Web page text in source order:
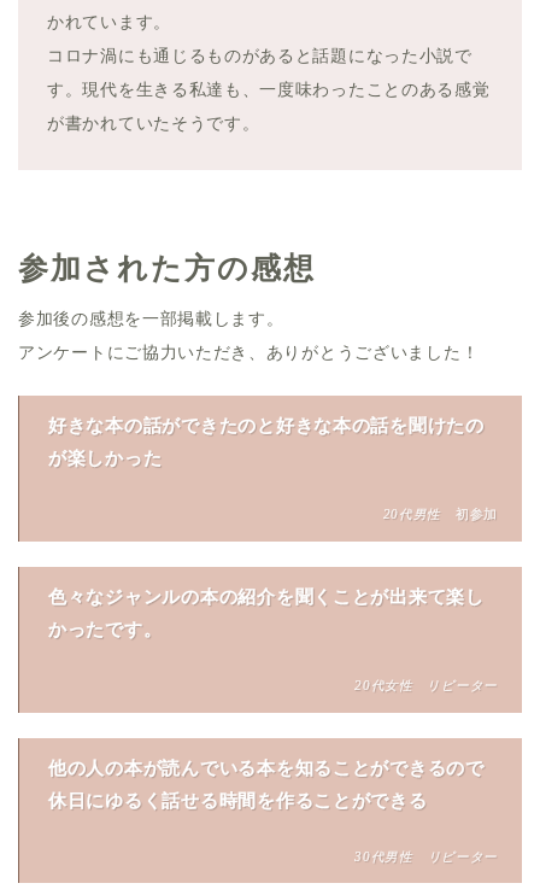
かれています。
コロナ渦にも通じるものがあると話題になった小説で
す。現代を生きる私達も、一度味わったことのある感覚
が書かれていたそうです。
参加された方の感想
参加後の感想を一部掲載します。
アンケートにご協力いただき、ありがとうございました！
好きな本の話ができたのと好きな本の話を聞けたの
が楽しかった
20代男性 初参加
色々なジャンルの本の紹介を聞くことが出来て楽し
かったです。
20代女性 リピーター
他の人の本が読んでいる本を知ることができるので
休日にゆるく話せる時間を作ることができる
30代男性 リピーター